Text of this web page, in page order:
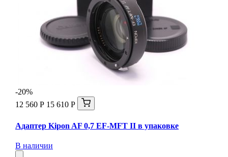
-20%
12 560 Р 15 610 Р
Адаптер Kipon AF 0,7 EF-MFT II в упаковке
В наличии